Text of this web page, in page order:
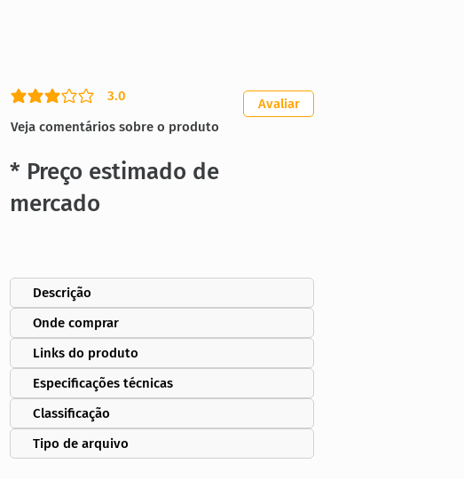
3.0
classificação média é 3 de 5
Veja comentários sobre o produto
Avaliar
* Preço estimado de
mercado
Descrição
Onde comprar
Links do produto
Especificações técnicas
Classificação
Tipo de arquivo